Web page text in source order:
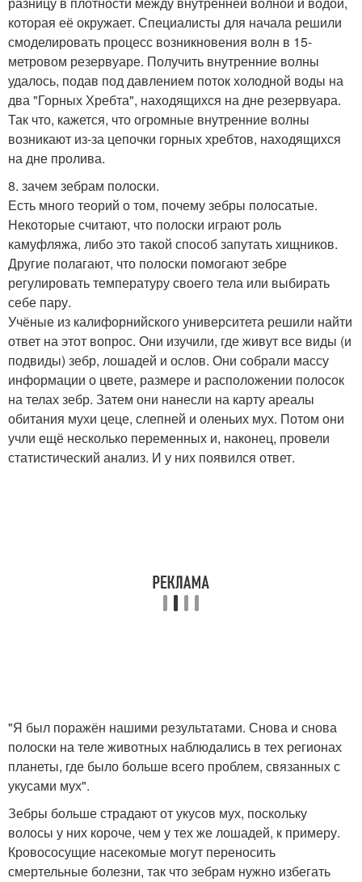
которая её окружает. Специалисты для начала решили
смоделировать процесс возникновения волн в 15-
метровом резервуаре. Получить внутренние волны
удалось, подав под давлением поток холодной воды на
два "Горных Хребта", находящихся на дне резервуара.
Так что, кажется, что огромные внутренние волны
возникают из-за цепочки горных хребтов, находящихся
на дне пролива.
8. зачем зебрам полоски.
Есть много теорий о том, почему зебры полосатые.
Некоторые считают, что полоски играют роль
камуфляжа, либо это такой способ запутать хищников.
Другие полагают, что полоски помогают зебре
регулировать температуру своего тела или выбирать
себе пару.
Учёные из калифорнийского университета решили найти
ответ на этот вопрос. Они изучили, где живут все виды (и
подвиды) зебр, лошадей и ослов. Они собрали массу
информации о цвете, размере и расположении полосок
на телах зебр. Затем они нанесли на карту ареалы
обитания мухи цеце, слепней и оленьих мух. Потом они
учли ещё несколько переменных и, наконец, провели
статистический анализ. И у них появился ответ.
"Я был поражён нашими результатами. Снова и снова
полоски на теле животных наблюдались в тех регионах
планеты, где было больше всего проблем, связанных с
укусами мух".
Зебры больше страдают от укусов мух, поскольку
волосы у них короче, чем у тех же лошадей, к примеру.
Кровососущие насекомые могут переносить
смертельные болезни, так что зебрам нужно избегать